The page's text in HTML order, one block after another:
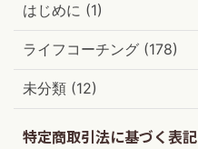
はじめに (1)
ライフコーチング (178)
未分類 (12)
特定商取引法に基づく表記